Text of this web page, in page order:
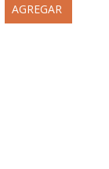
AGREGAR